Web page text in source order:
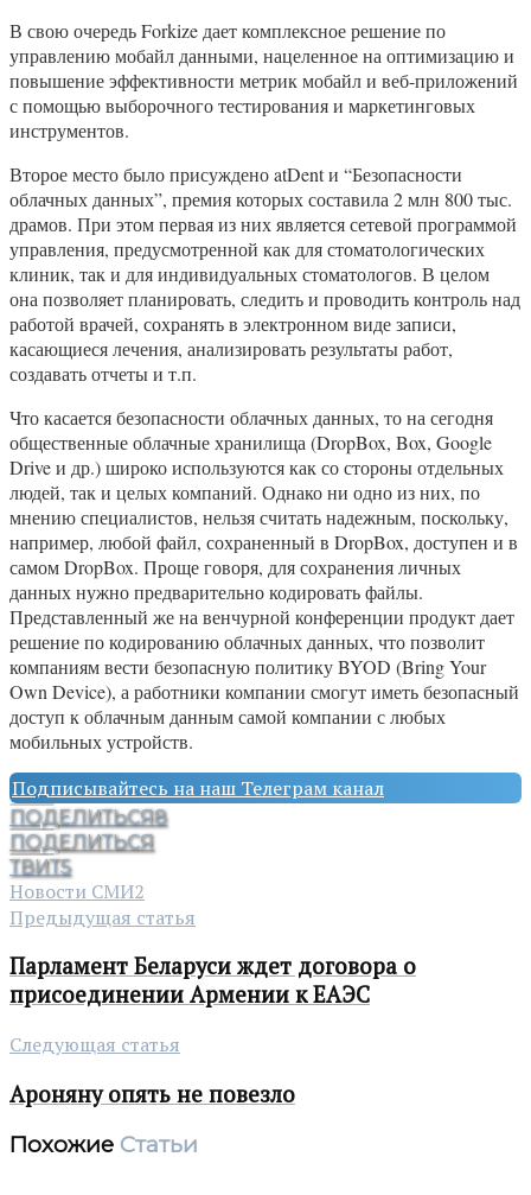
В свою очередь Forkize дает комплексное решение по
управлению мобайл данными, нацеленное на оптимизацию и
повышение эффективности метрик мобайл и веб-приложений
с помощью выборочного тестирования и маркетинговых
инструментов.
Второе место было присуждено atDent и “Безопасности
облачных данных”, премия которых составила 2 млн 800 тыс.
драмов. При этом первая из них является сетевой программой
управления, предусмотренной как для стоматологических
клиник, так и для индивидуальных стоматологов. В целом
она позволяет планировать, следить и проводить контроль над
работой врачей, сохранять в электронном виде записи,
касающиеся лечения, анализировать результаты работ,
создавать отчеты и т.п.
Что касается безопасности облачных данных, то на сегодня
общественные облачные хранилища (DropBox, Box, Google
Drive и др.) широко используются как со стороны отдельных
людей, так и целых компаний. Однако ни одно из них, по
мнению специалистов, нельзя считать надежным, поскольку,
например, любой файл, сохраненный в DropBox, доступен и в
самом DropBox. Проще говоря, для сохранения личных
данных нужно предварительно кодировать файлы.
Представленный же на венчурной конференции продукт дает
решение по кодированию облачных данных, что позволит
компаниям вести безопасную политику BYOD (Bring Your
Own Device), а работники компании смогут иметь безопасный
доступ к облачным данным самой компании с любых
мобильных устройств.
Подписывайтесь на наш Телеграм канал
ПОДЕЛИТЬСЯ8
ПОДЕЛИТЬСЯ
ТВИТ5
Новости СМИ2
Предыдущая статья
Парламент Беларуси ждет договора о
присоединении Армении к ЕАЭС
Следующая статья
Ароняну опять не повезло
Похожие Статьи